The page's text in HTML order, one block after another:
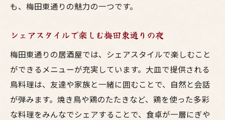
も、梅田東通りの魅力の一つです。
シェアスタイルで楽しむ梅田東通りの夜
梅田東通りの居酒屋では、シェアスタイルで楽しむこと
ができるメニューが充実しています。大皿で提供される
鳥料理は、友達や家族と一緒に囲むことで、自然と会話
が弾みます。焼き鳥や鶏のたたきなど、鶏を使った多彩
な料理をみんなでシェアすることで、食卓が一層にぎや